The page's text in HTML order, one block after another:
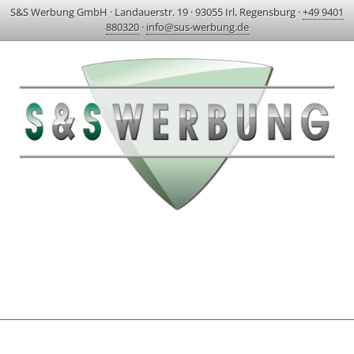
S&S Werbung GmbH · Landauerstr. 19 ·93055 Irl, Regensburg ·+49 9401
880320· info@sus-werbung.de